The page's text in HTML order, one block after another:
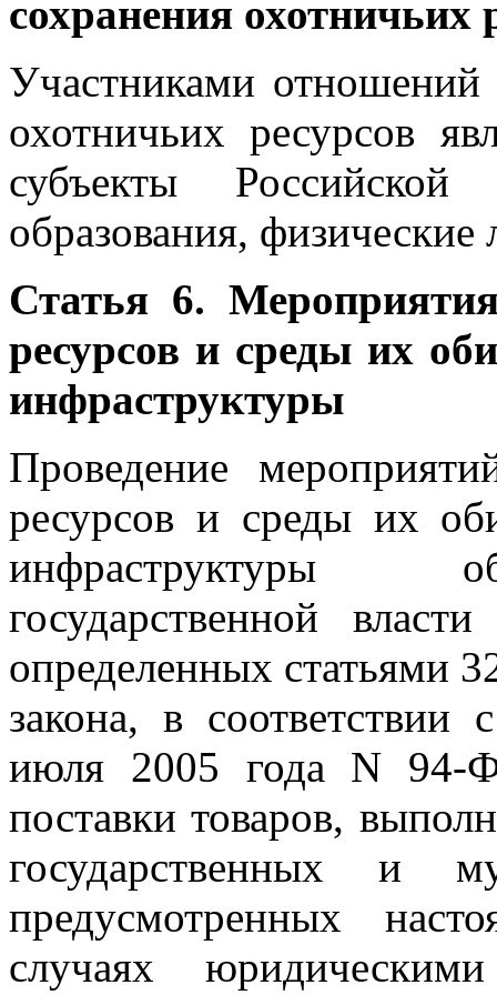
сохранения охотничьих
Участниками отношений
охотничьих ресурсов
субъекты
образования,
Статья 6.
ресурсов и среды их
инфраструктуры
Проведение
ресурсов и среды их
инфраструктуры
государственной
определенных статьями
закона, в
июля 2005 года N 94-
поставки товаров,
государственных и
предусмотренных
случаях